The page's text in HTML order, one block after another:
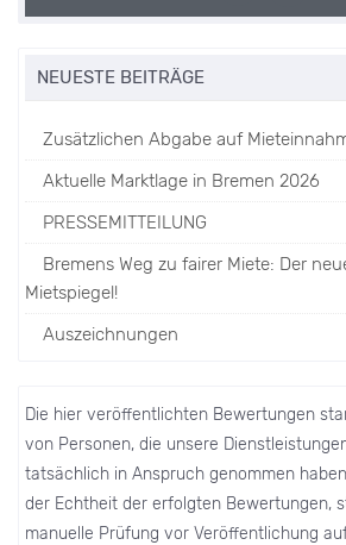
NEUESTE BEITRÄGE
Zusätzlichen Abgabe auf
Aktuelle Marktlage in Bremen 2026
PRESSEMITTEILUNG
Bremens Weg zu fairer Miete: Der
Mietspiegel!
Auszeichnungen
Die hier veröffentlichten Bewertungen
von Personen, die unsere
tatsächlich in Anspruch genommen
der Echtheit der erfolgten Bewertungen,
manuelle Prüfung vor Veröffentlichung